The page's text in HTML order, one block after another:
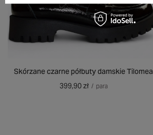
Skórzane czarne półbuty damskie Tilomea
399,90 zł / para